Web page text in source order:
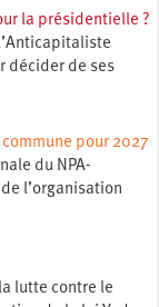
la présidentielle ?
décider de ses
pour 2027
du NPA-
l’organisation
lutte contre le